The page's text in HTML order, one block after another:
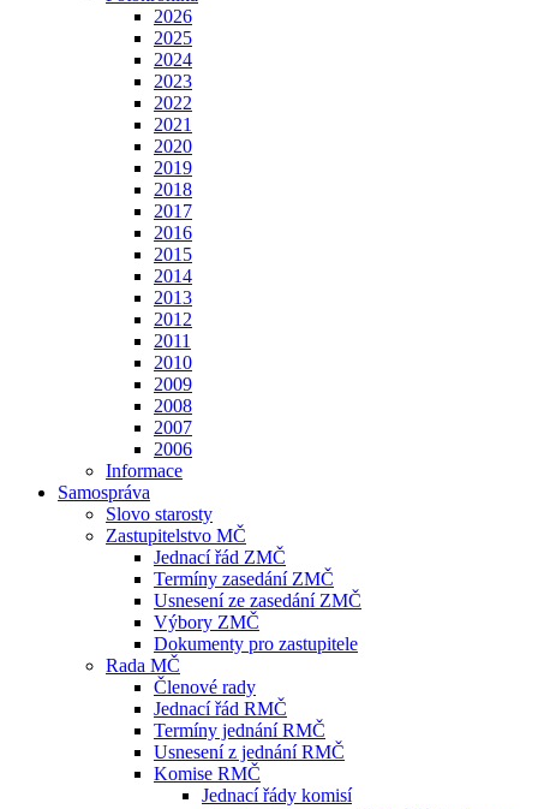
2026
2025
2024
2023
2022
2021
2020
2019
2018
2017
2016
2015
2014
2013
2012
2011
2010
2009
2008
2007
2006
Informace
Samospráva
Slovo starosty
Zastupitelstvo MČ
Jednací řád ZMČ
Termíny zasedání ZMČ
Usnesení ze zasedání ZMČ
Výbory ZMČ
Dokumenty pro zastupitele
Rada MČ
Členové rady
Jednací řád RMČ
Termíny jednání RMČ
Usnesení z jednání RMČ
Komise RMČ
Jednací řády komisí